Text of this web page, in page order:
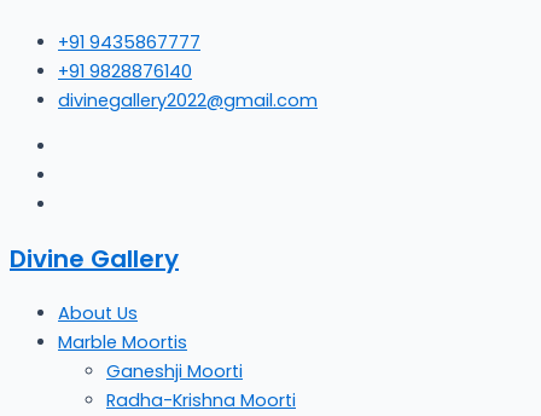
content
+91 9435867777
+91 9828876140
divinegallery2022@gmail.com
Divine Gallery
About Us
Marble Moortis
Ganeshji Moorti
Radha-Krishna Moorti